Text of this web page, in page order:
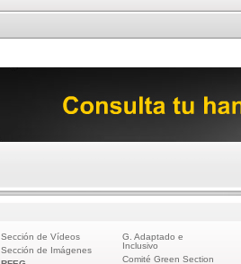
Sección de Vídeos
Sección de Imágenes
G. Adaptado e
Inclusivo
Comité Green Section